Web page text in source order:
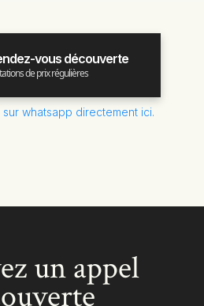
vous découverte
de prix régulières
whatsapp directement ici.
un appel